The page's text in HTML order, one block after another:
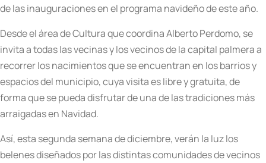
de las inauguraciones en el programa navideño de este año.
Desde el área de Cultura que coordina Alberto Perdomo, se
invita a todas las vecinas y los vecinos de la capital palmera a
recorrer los nacimientos que se encuentran en los barrios y
espacios del municipio, cuya visita es libre y gratuita, de
forma que se pueda disfrutar de una de las tradiciones más
arraigadas en Navidad.
Así, esta segunda semana de diciembre, verán la luz los
belenes diseñados por las distintas comunidades de vecinos